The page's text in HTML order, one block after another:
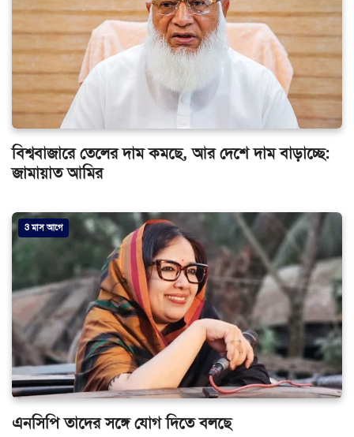
বিশ্ববাজারে তেলের দাম কমছে, আর দেশে দাম বাড়াচ্ছে:
জামায়াত আমির
3 মাস আগে
এনসিপি তাদের সঙ্গে যোগ দিতে বলছে